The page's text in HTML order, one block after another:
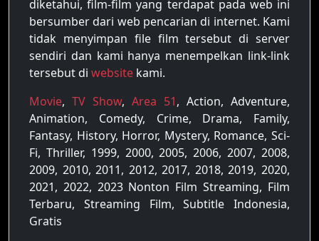
diketahui, film-film yang terdapat pada web ini
bersumber dari web pencarian di internet. Kami
tidak menyimpan file film tersebut di server
sendiri dan kami hanya menempelkan link-link
tersebut di website kami.
Movie, TV Show, Area 51, Action, Adventure,
Animation, Comedy, Crime, Drama, Family,
Fantasy, History, Horror, Mystery, Romance, Sci-
Fi, Thriller, 1999, 2000, 2005, 2006, 2007, 2008,
2009, 2010, 2011, 2012, 2017, 2018, 2019, 2020,
2021, 2022, 2023 Nonton Film Streaming, Film
Terbaru, Streaming Film, Subtitle Indonesia,
Gratis